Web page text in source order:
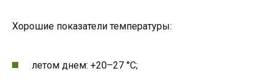
Хорошие показатели температуры:
летом днем: +20–27 °C;